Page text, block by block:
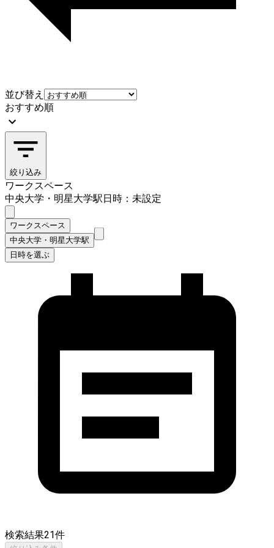
並び替え
おすすめ順
絞り込み
ワークスペース
中央大学・明星大学駅日時：未設定
ワークスペース
中央大学・明星大学駅
日時を選ぶ
検索結果21件